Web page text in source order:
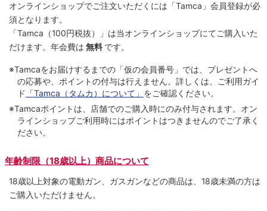
オンラインショップでご注⽂いただくには「Tamca」会員登録が必
須となります。
「Tamca （100円税抜）
」は当オンラインショップにてご購⼊いた
だけます。 年会費は 無料 です。
※Tamcaをお届けするまでの「仮の会員番号」では、プレゼントへ
の応募や、ポイントの付与は⾏えません。詳しくは、ご利⽤ガイ
ド 「Tamca（タムカ）について」 をご確認ください。
※Tamcaポイントは、店舗でのご購⼊時にのみ付与されます。オン
ラインショップご利用時にはポイントはつきませんのでご了承く
ださい。
年齢制限（18歳以上）商品について
18歳以上対象の電動ガン、ガスガンなどの商品は、18歳未満の方は
ご購入いただけません。